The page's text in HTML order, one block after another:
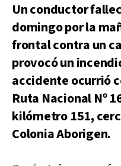
Un conductor
domingo por la
frontal contra un
provocó un
accidente ocurrió
Ruta Nacional Nº
kilómetro 151,
Colonia Aborigen.